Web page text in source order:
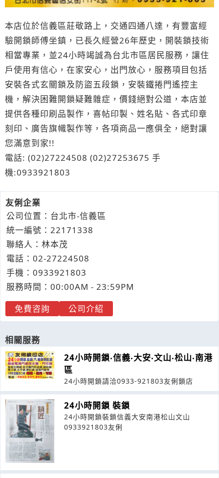
本店位於信義區莊敬路上，交通四通八達，有豐富經
驗開鎖師傅坐鎮，已長久經營26年歷史，開裝鎖技術
相當專業，並24小時竭誠為台北市區居民服務，讓住
戶使用有信心，在家安心，出門放心，服務項目包括
安裝各式玄關鎖及防盜五段鎖，安裝鐵捲門遙控主
機，解決困難開鎖疑難雜症，價錢絕對公道，本店並
提供各種印刷品製作，喜帖印製、姓名貼、各式印章
刻印、廣告旗幟製作等，各項商品一應俱全，絕對讓
您滿意到家!!
電話: (02)27224508 (02)27253675 手
機:0933921803
友俐企業
公司位置：台北市-信義區
統一編號：22171338
聯絡人：林本茂
電話： 02-27224508
手機： 0933921 803
服務時間：00:00AM - 23:59PM
免費咨詢
公司介紹
相關服務
24小時開鎖‧信義‧大安‧文山‧松山‧南港
區
24小時開鎖請洽0933-921803友俐鎖店
24小時開鎖 裝鎖
24小時開鎖裝鎖信義大安南港松山文山
0933921803友俐